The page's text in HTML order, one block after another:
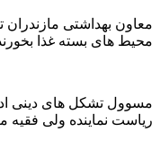
معاون بهداشتی
محیط های بسته غذا
ریاست نماینده ولی فقیه